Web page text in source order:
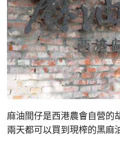
麻油間仔是西港農會自營的
兩天都可以買到現榨的黑麻